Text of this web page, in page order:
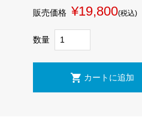
販売価格 ¥19,800(税込)
数量